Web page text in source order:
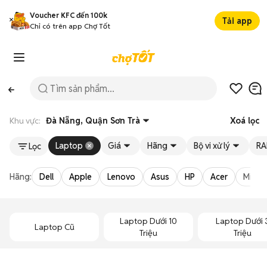
Voucher KFC đến 100k
Chỉ có trên app Chợ Tốt
Tải app
Khu vực: Đà Nẵng, Quận Sơn Trà Xoá lọc
Lọc Laptop Giá Hãng Bộ vi xử lý
Hãng: Dell Apple Lenovo Asus HP Acer
Laptop Cũ
Laptop Dưới 10
Triệu
Laptop Dưới
Triệu